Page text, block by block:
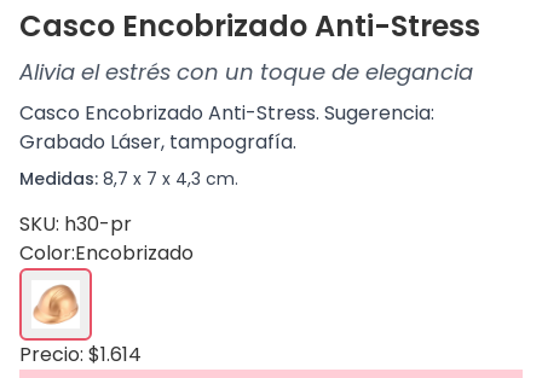
Casco Encobrizado Anti-Stress
Alivia el estrés con un toque de elegancia
Casco Encobrizado Anti-Stress. Sugerencia:
Grabado Láser, tampografía.
Medidas: 8,7 x 7 x 4,3 cm.
SKU: h30-pr
Color:Encobrizado
Precio: $1.614